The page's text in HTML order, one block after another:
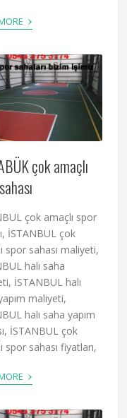
›
çok amaçlı
çok amaçlı spor
İSTANBUL çok
spor sahası maliyeti,
halı saha
İSTANBUL halı
maliyeti,
halı saha yapım
İSTANBUL çok
spor sahası fiyatları,
›